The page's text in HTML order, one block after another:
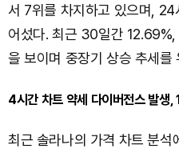
서 7위를 차지하고 있으며,
어섰다. 최근 30일간
을 보이며 중장기 상승 추세를
4시간 차트 약세 다이버전스 발생,
최근 솔라나의 가격 차트 분석